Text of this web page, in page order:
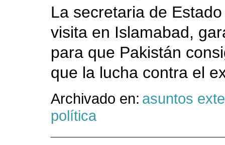
La secretaria de
visita en Islamabad,
para que Pakistán
que la lucha contra el
Archivado en: asuntos
política